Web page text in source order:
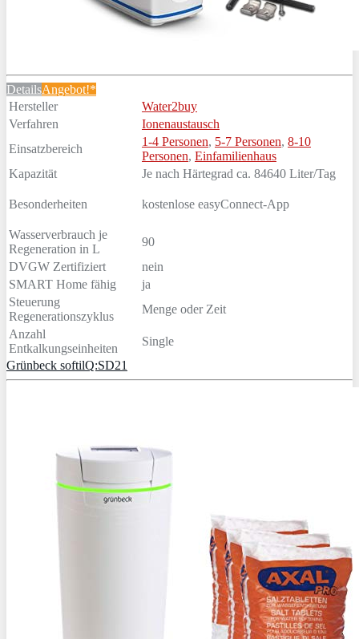
DetailsAngebot!*
Hersteller
Water2buy
Verfahren
Ionenaustausch
Einsatzbereich
1-4 Personen, 5-7 Personen, 8-10
Personen, Einfamilienhaus
Kapazität
Je nach Härtegrad ca. 84640 Liter/Tag
Besonderheiten kostenlose easyConnect-App
Wasserverbrauch je
Regeneration in L
90
DVGW Zertifiziert
nein
SMART Home fähig
ja
Steuerung
Regenerationszyklus
Menge oder Zeit
Anzahl
Entkalkungseinheiten
Single
Grünbeck softilQ:SD21